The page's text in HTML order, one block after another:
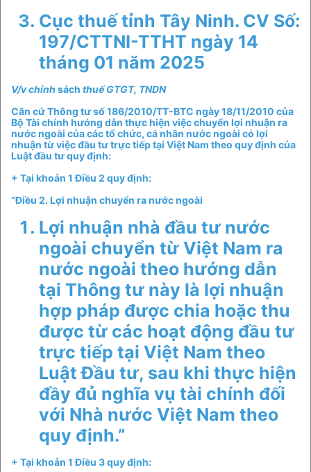
Cục thuế tỉnh Tây Ninh. CV Số:
197/CTTNI-TTHT ngày 14
tháng 01 năm 2025
V/v chính sách thuế GTGT, TNDN
Căn cứ Thông tư số 186/2010/TT-BTC ngày 18/11/2010 của
Bộ Tài chính hướng dẫn thực hiện việc chuyển lợi nhuận ra
nước ngoài của các tổ chức, cá nhân nước ngoài có lợi
nhuận từ việc đầu tư trực tiếp tại Việt Nam theo quy định của
Luật đầu tư quy định:
+ Tại khoản 1 Điều 2 quy định:
“Điều 2. Lợi nhuận chuyển ra nước ngoài
Lợi nhuận nhà đầu tư nước
ngoài chuyển từ Việt Nam ra
nước ngoài theo hướng dẫn
tại Thông tư này là lợi nhuận
hợp pháp được chia hoặc thu
được từ các hoạt động đầu tư
trực tiếp tại Việt Nam theo
Luật Đầu tư, sau khi thực hiện
đầy đủ nghĩa vụ tài chính đối
với Nhà nước Việt Nam theo
quy định.”
+ Tại khoản 1 Điều 3 quy định: